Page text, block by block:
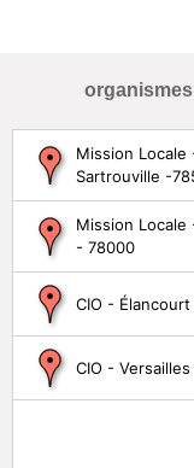
Mission Locale
Sartrouville -
Mission Locale
- 78000
CIO -
CIO -